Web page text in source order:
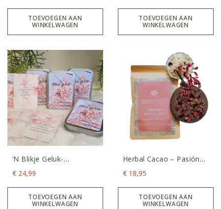
TOEVOEGEN AAN
WINKELWAGEN
TOEVOEGEN AAN
WINKELWAGEN
’n Blikje Geluk-
Affirmatiekaarten
€ 24,99
TOEVOEGEN AAN
WINKELWAGEN
Herbal Cacao – Pasión
100 Gram
€ 18,95
TOEVOEGEN AAN
WINKELWAGEN